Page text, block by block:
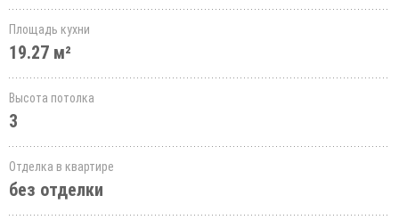
Площадь кухни
19.27 м²
Высота потолка
3
Отделка в квартире
без отделки